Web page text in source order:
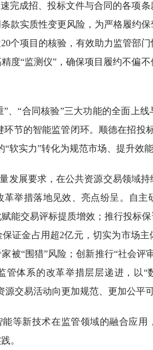
完成招、投标文件与合同的各项
款实质性变更风险，为严格履约
个项目的核验，有效助力监管部门
度“监测仪”，确保项目履约不偏
”、“合同核验”三大功能的全面上
环节的智能监管闭环。顺德在招投
软实力”转化为规范市场、提升效能
发展要求，在公共资源交易领域
革举措落地见效、亮点纷呈。自主
能交易评标提质增效；推行投标保
证金占用超2亿元，切实为市场
被“围猎”风险；创新推行“社会评
管体系的改革举措层层递进，以“
交易活动向更加规范、更加公平
等新技术在监管领域的融合应用
。